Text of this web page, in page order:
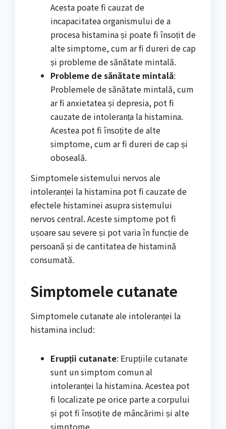
Acesta poate fi cauzat de
incapacitatea organismului de a
procesa histamina și poate fi însoțit de
alte simptome, cum ar fi dureri de cap
și probleme de sănătate mintală.
Probleme de sănătate mintală:
Problemele de sănătate mintală, cum
ar fi anxietatea și depresia, pot fi
cauzate de intoleranța la histamina.
Acestea pot fi însoțite de alte
simptome, cum ar fi dureri de cap și
oboseală.
Simptomele sistemului nervos ale
intoleranței la histamina pot fi cauzate de
efectele histaminei asupra sistemului
nervos central. Aceste simptome pot fi
ușoare sau severe și pot varia în funcție de
persoană și de cantitatea de histamină
consumată.
Simptomele cutanate
Simptomele cutanate ale intoleranței la
histamina includ:
Erupții cutanate: Erupțiile cutanate
sunt un simptom comun al
intoleranței la histamina. Acestea pot
fi localizate pe orice parte a corpului
și pot fi însoțite de mâncărimi și alte
simptome.